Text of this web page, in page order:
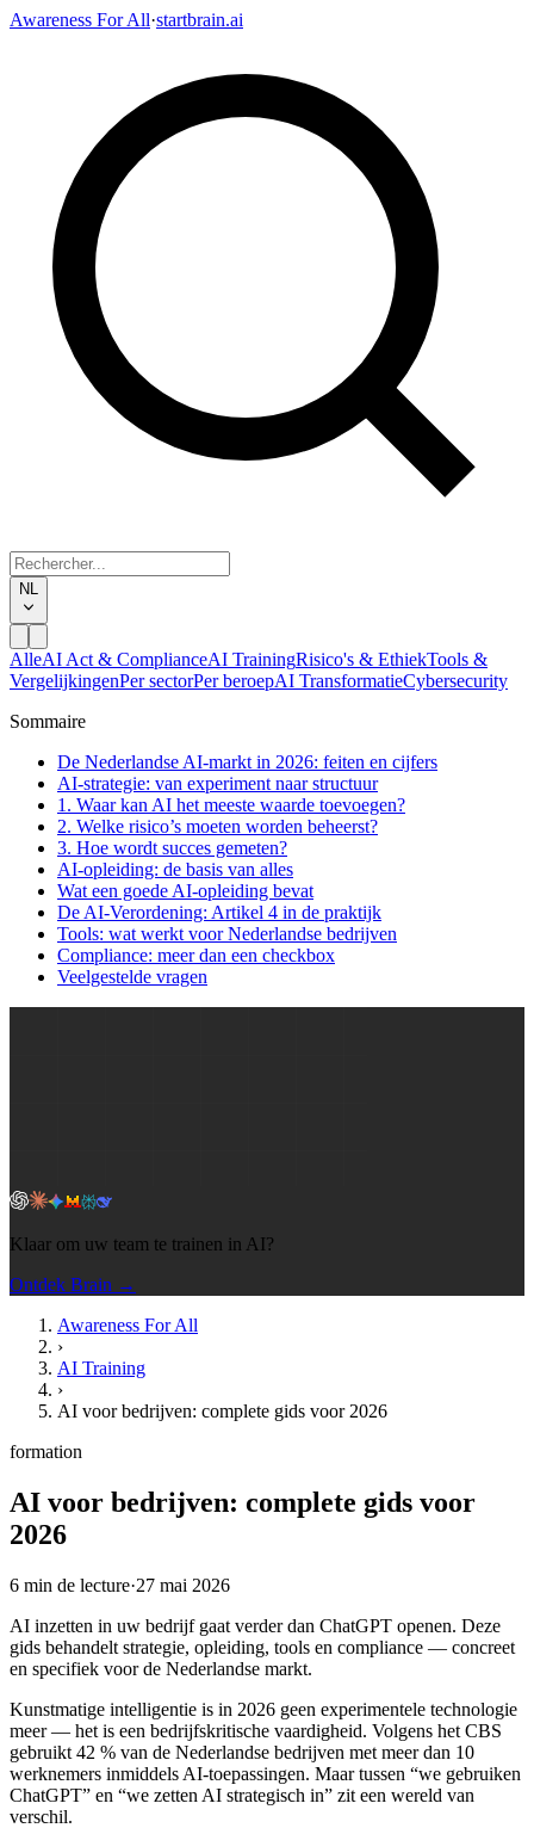
Awareness For All·startbrain.ai
NL
AlleAI Act & ComplianceAI TrainingRisico's & EthiekTools &
VergelijkingenPer sectorPer beroepAI TransformatieCybersecurity
Sommaire
De Nederlandse AI-markt in 2026: feiten en cijfers
AI-strategie: van experiment naar structuur
1. Waar kan AI het meeste waarde toevoegen?
2. Welke risico’s moeten worden beheerst?
3. Hoe wordt succes gemeten?
AI-opleiding: de basis van alles
Wat een goede AI-opleiding bevat
De AI-Verordening: Artikel 4 in de praktijk
Tools: wat werkt voor Nederlandse bedrijven
Compliance: meer dan een checkbox
Veelgestelde vragen
Klaar om uw team te trainen in AI?
Ontdek Brain →
Awareness For All
›
AI Training
›
AI voor bedrijven: complete gids voor 2026
formation
AI voor bedrijven: complete gids voor
2026
6 min de lecture·27 mai 2026
AI inzetten in uw bedrijf gaat verder dan ChatGPT openen. Deze
gids behandelt strategie, opleiding, tools en compliance — concreet
en specifiek voor de Nederlandse markt.
Kunstmatige intelligentie is in 2026 geen experimentele technologie
meer — het is een bedrijfskritische vaardigheid. Volgens het CBS
gebruikt 42 % van de Nederlandse bedrijven met meer dan 10
werknemers inmiddels AI-toepassingen. Maar tussen “we gebruiken
ChatGPT” en “we zetten AI strategisch in” zit een wereld van
verschil.